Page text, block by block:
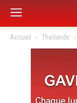
Accueil Thaïlande